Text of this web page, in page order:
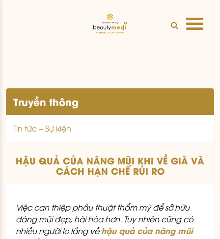
Truyền thông
Tin tức – Sự kiện
HẬU QUẢ CỦA NÂNG MŨI KHI VỀ GIÀ VÀ
CÁCH HẠN CHẾ RỦI RO
Việc can thiệp phẫu thuật thẩm mỹ để sở hữu
dáng mũi đẹp, hài hòa hơn. Tuy nhiên cũng có
nhiều người lo lắng vềhậu quả của nâng mũi